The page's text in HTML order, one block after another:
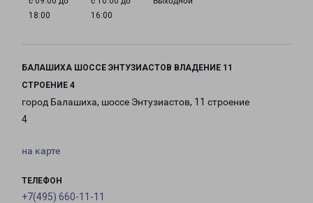
18:00
16:00
БАЛАШИХА ШОССЕ ЭНТУЗИАСТОВ ВЛАДЕНИЕ 11
СТРОЕНИЕ 4
город Балашиха, шоссе Энтузиастов, 11 строение
4
на карте
ТЕЛЕФОН
+7(495) 660-11-11